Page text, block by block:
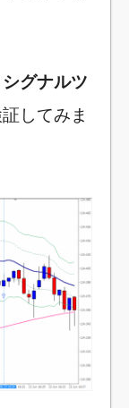
グナルツ
してみま